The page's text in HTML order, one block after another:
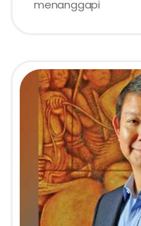
menanggapi